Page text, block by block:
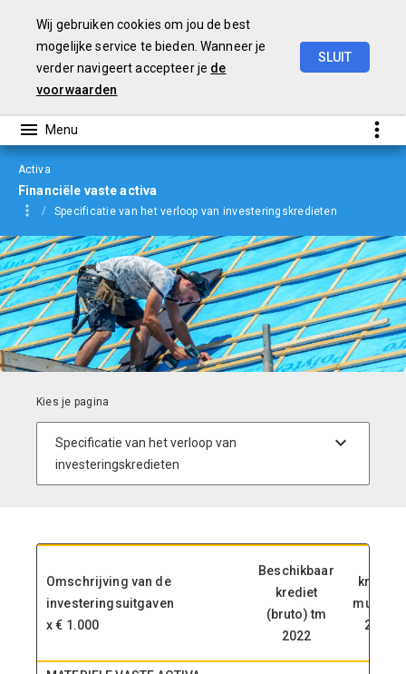
Wij gebruiken cookies om jou de best
mogelijke service te bieden. Wanneer je
verder navigeert accepteer je de
voorwaarden
SLUIT
Activa
Financiële vaste activa
Specificatie van het verloop van investeringskredieten
Omschrijving van de
investeringsuitgaven
x € 1.000
Beschikbaar
krediet
(bruto) tm
2022
krediet
mutaties
2023